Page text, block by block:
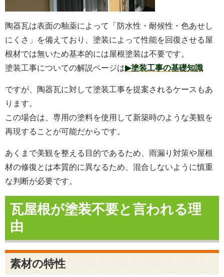
陶器瓦は表面の釉薬によって「防水性・耐候性・色あせし
にくさ」を備えており、塗装によって性能を回復させる屋
根材では無いため基本的には屋根塗装は不要です。
塗装工事についての解説ページは▶塗装工事の基礎知識
ですが、陶器瓦に対して塗装工事を提案されるケースもあ
ります。
この場合は、専用の塗料を使用して新築時のような美観を
再現することが可能だからです。
あくまで美観を整える目的であるため、雨漏り対策や屋根
材の修復とは本質的に異なるため、混合しないように慎重
な判断が必要です。
瓦屋根が塗装不要と言われる理
由
素材の特性